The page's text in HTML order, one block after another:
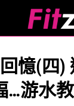
憶(四)
…游水